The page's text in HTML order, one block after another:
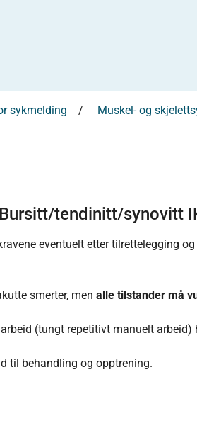
sykmelding Muskel- og
tendinitt/synovitt
eventuelt etter tilrettelegging og
smerter, men alle tilstander må
(tungt repetitivt manuelt arbeid)
til behandling og opptrening.